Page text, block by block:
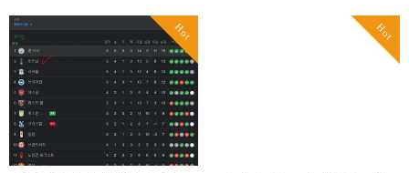
Hot Hot